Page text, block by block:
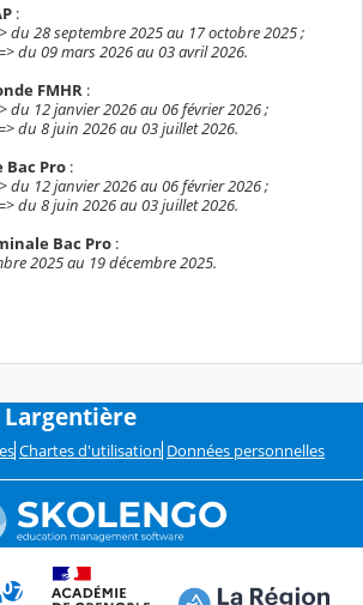
:
du 28 septembre 2025 au 17 octobre 2025 ;
du 09 mars 2026 au 03 avril 2026.
FMHR :
du 12 janvier 2026 au 06 février 2026 ;
du 8 juin 2026 au 03 juillet 2026.
Bac Pro :
du 12 janvier 2026 au 06 février 2026 ;
du 8 juin 2026 au 03 juillet 2026.
Bac Pro :
2025 au 19 décembre 2025.
Largentière
Chartes d'utilisation Données personnelles